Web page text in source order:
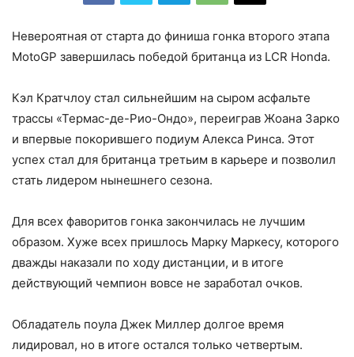
Невероятная от старта до финиша гонка второго этапа
MotoGP завершилась победой британца из LCR Honda.
Кэл Кратчлоу стал сильнейшим на сыром асфальте
трассы «Термас-де-Рио-Ондо», переиграв Жоана Зарко
и впервые покорившего подиум Алекса Ринса. Этот
успех стал для британца третьим в карьере и позволил
стать лидером нынешнего сезона.
Для всех фаворитов гонка закончилась не лучшим
образом. Хуже всех пришлось Марку Маркесу, которого
дважды наказали по ходу дистанции, и в итоге
действующий чемпион вовсе не заработал очков.
Обладатель поула Джек Миллер долгое время
лидировал, но в итоге остался только четвертым.